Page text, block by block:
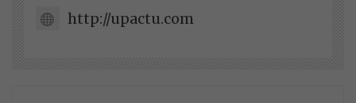
http://upactu.com